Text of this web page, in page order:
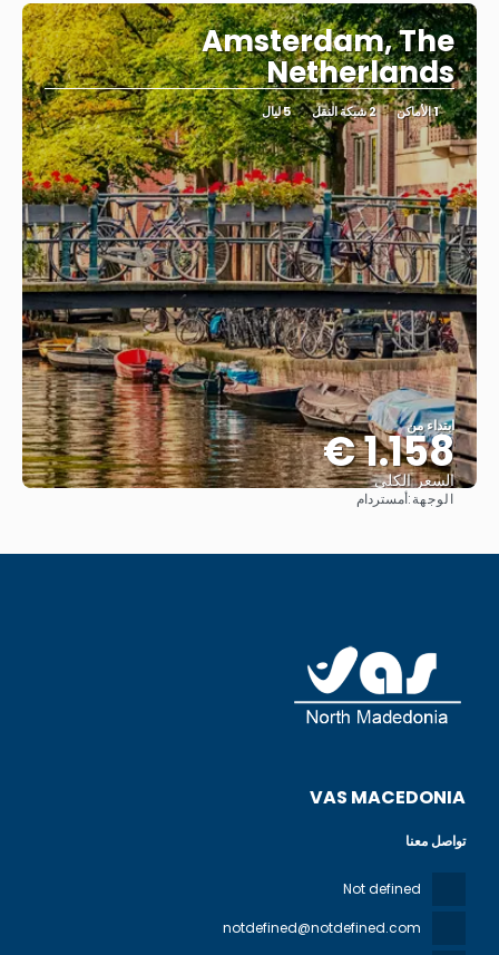
Amsterdam, The
Netherlands
1 الأماكن 2 شبكة النقل 5 ليال
ابتداء من
1.158 €
السعر الكلي
الوجهة:أمستردام
VAS MACEDONIA
تواصل معنا
Not defined
notdefined@notdefined.com